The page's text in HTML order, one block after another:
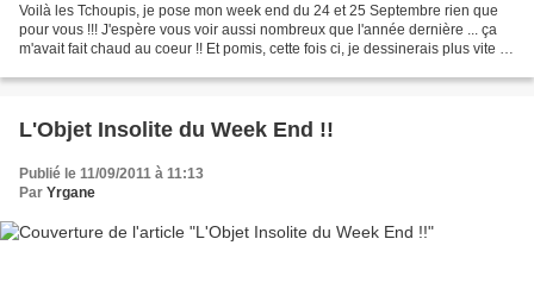
Voilà les Tchoupis, je pose mon week end du 24 et 25 Septembre rien que
pour vous !!! J'espère vous voir aussi nombreux que l'année dernière ... ça
m'avait fait chaud au coeur !! Et pomis, cette fois ci, je dessinerais plus vite !!
L'Objet Insolite du Week End !!
Publié le 11/09/2011 à 11:13
Par Yrgane